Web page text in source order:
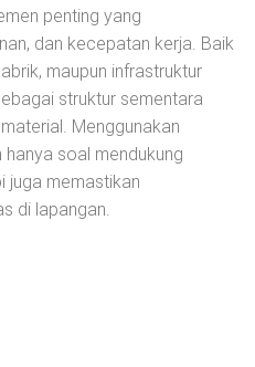
penting yang
dan kecepatan kerja. Baik
maupun infrastruktur
struktur sementara
Menggunakan
soal mendukung
juga memastikan
di lapangan.